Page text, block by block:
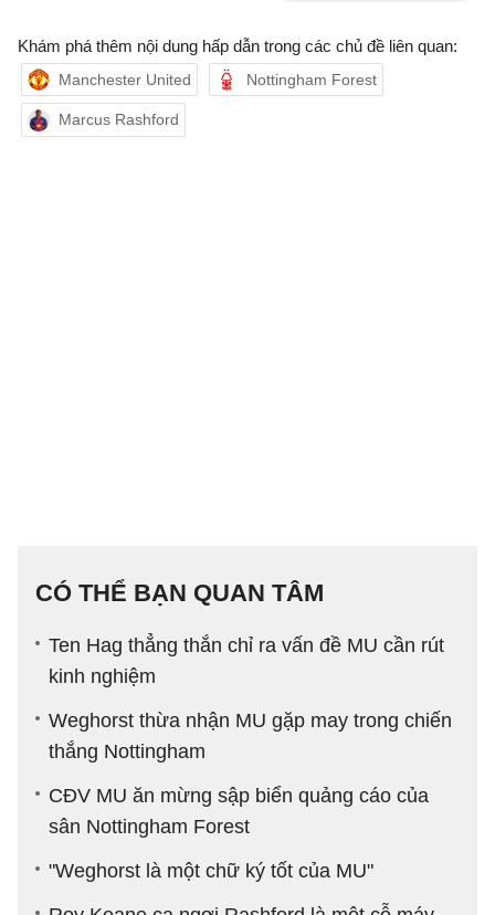
Khám phá thêm nội dung hấp dẫn trong các chủ đề liên quan:
Manchester United Nottingham Forest
Marcus Rashford
CÓ THỂ BẠN QUAN TÂM
Ten Hag thẳng thắn chỉ ra vấn đề MU cần rút
kinh nghiệm
Weghorst thừa nhận MU gặp may trong chiến
thắng Nottingham
CĐV MU ăn mừng sập biển quảng cáo của
sân Nottingham Forest
"Weghorst là một chữ ký tốt của MU"